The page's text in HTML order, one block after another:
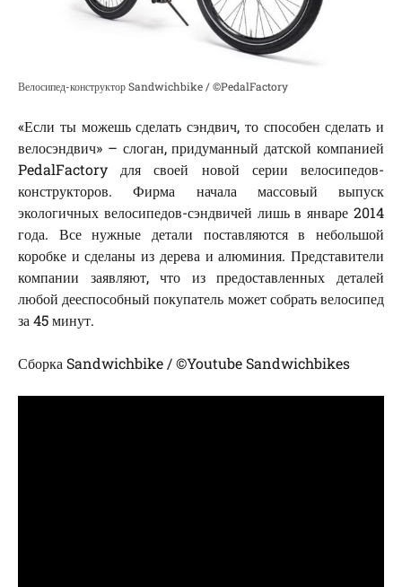
Велосипед-конструктор Sandwichbike / ©PedalFactory
«Если ты можешь сделать сэндвич, то способен сделать и
велосэндвич» – слоган, придуманный датской компанией
PedalFactory для своей новой серии велосипедов-
конструкторов. Фирма начала массовый выпуск
экологичных велосипедов-сэндвичей лишь в январе 2014
года. Все нужные детали поставляются в небольшой
коробке и сделаны из дерева и алюминия. Представители
компании заявляют, что из предоставленных деталей
любой дееспособный покупатель может собрать велосипед
за 45 минут.
Сборка Sandwichbike / ©Youtube Sandwichbikes